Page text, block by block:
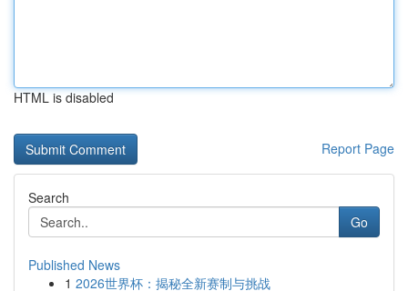
HTML is disabled
Report Page
Search
Go
Published News
1 2026世界杯：揭秘全新赛制与挑战